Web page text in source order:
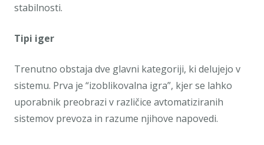
stabilnosti.
Tipi iger
Trenutno obstaja dve glavni kategoriji, ki delujejo v
sistemu. Prva je “izoblikovalna igra”, kjer se lahko
uporabnik preobrazi v različice avtomatiziranih
sistemov prevoza in razume njihove napovedi.